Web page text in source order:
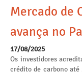
Mercado de
avança no
17/08/2025
Os investidores
crédito de carbono até